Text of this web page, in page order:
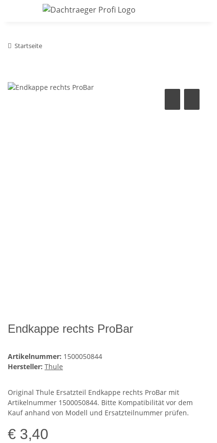
Startseite
Endkappe rechts ProBar
Artikelnummer: 1500050844
Hersteller: Thule
Original Thule Ersatzteil Endkappe rechts ProBar mit
Artikelnummer 1500050844. Bitte Kompatibilität vor dem
Kauf anhand von Modell und Ersatzteilnummer prüfen.
€ 3,40